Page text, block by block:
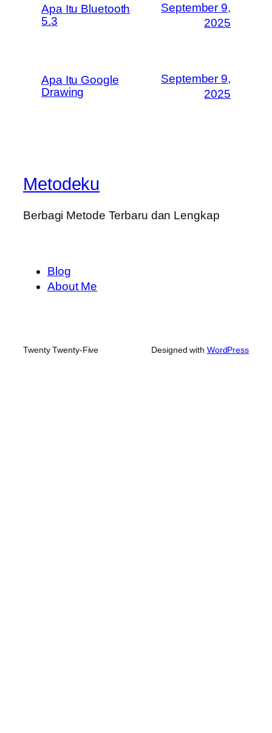
Apa Itu Bluetooth
5.3
September 9,
2025
Apa Itu Google
Drawing
September 9,
2025
Metodeku
Berbagi Metode Terbaru dan Lengkap
Blog
About Me
Twenty Twenty-Five Designed with WordPress